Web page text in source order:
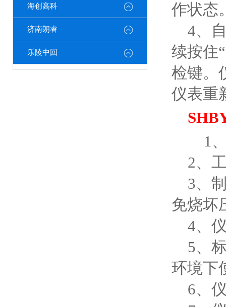
海创高科
济南朗睿
乐陵中回
作状态
4、自
续按住
检键。
仪表重
1、
2、工
3、制
免烧坏
4、仪
5、标
环境下
6、